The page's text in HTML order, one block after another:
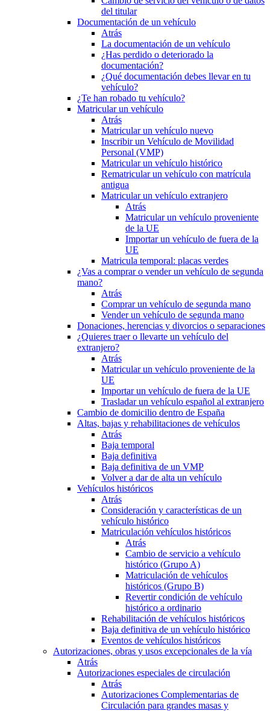
del titular
Documentación de un vehículo
Atrás
La documentación de un vehículo
¿Has perdido o deteriorado la
documentación?
¿Qué documentación debes llevar en tu
vehículo?
¿Te han robado tu vehículo?
Matricular un vehículo
Atrás
Matricular un vehículo nuevo
Inscribir un Vehículo de Movilidad
Personal (VMP)
Matricular un vehículo histórico
Rematricular un vehículo con matrícula
antigua
Matricular un vehículo extranjero
Atrás
Matricular un vehículo proveniente
de la UE
Importar un vehículo de fuera de la
UE
Matricula temporal: placas verdes
¿Vas a comprar o vender un vehículo de segunda
mano?
Atrás
Comprar un vehículo de segunda mano
Vender un vehículo de segunda mano
Donaciones, herencias y divorcios o separaciones
¿Quieres traer o llevarte un vehículo del
extranjero?
Atrás
Matricular un vehículo proveniente de la
UE
Importar un vehículo de fuera de la UE
Trasladar un vehículo español al extranjero
Cambio de domicilio dentro de España
Altas, bajas y rehabilitaciones de vehículos
Atrás
Baja temporal
Baja definitiva
Baja definitiva de un VMP
Volver a dar de alta un vehículo
Vehículos históricos
Atrás
Consideración y características de un
vehículo histórico
Matriculación vehículos históricos
Atrás
Cambio de servicio a vehículo
histórico (Grupo A)
Matriculación de vehículos
históricos (Grupo B)
Revertir condición de vehículo
histórico a ordinario
Rehabilitación de vehículos históricos
Baja definitiva de un vehículo histórico
Eventos de vehículos históricos
Autorizaciones, obras y usos excepcionales de la vía
Atrás
Autorizaciones especiales de circulación
Atrás
Autorizaciones Complementarias de
Circulación para grandes masas y